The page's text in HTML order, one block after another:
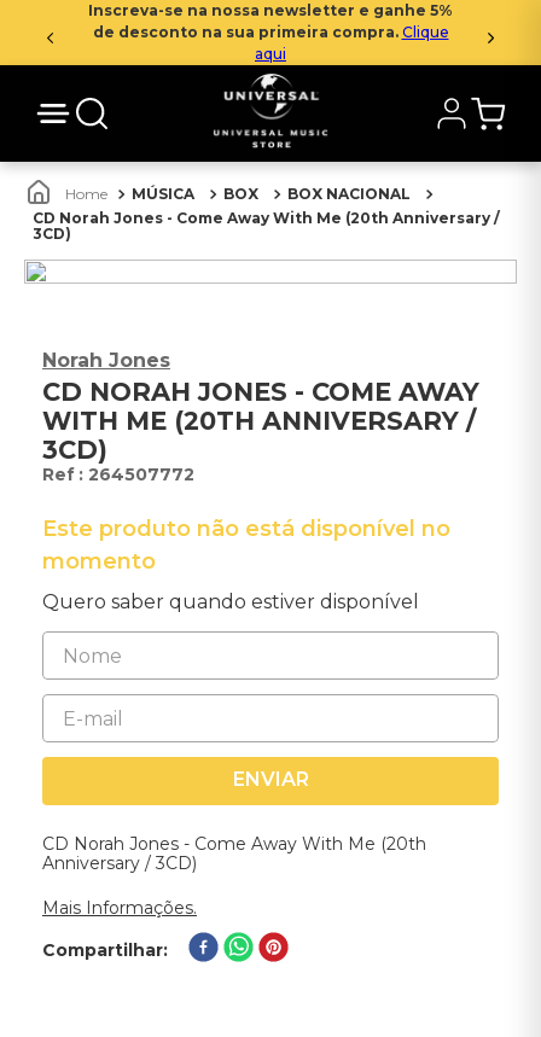
Inscreva-se na nossa newsletter e ganhe 5%
de desconto na sua primeira compra. Clique
aqui
MÚSICA BOX
BOX NACIONAL
CD Norah Jones - Come Away With Me (20th Anniversary /
3CD)
Norah Jones
CD NORAH JONES - COME AWAY
WITH ME (20TH ANNIVERSARY /
3CD)
: 264507772
Este produto não está disponível no
momento
Quero saber quando estiver disponível
ENVIAR
CD Norah Jones - Come Away With Me (20th
Anniversary / 3CD)
Mais Informações.
Compartilhar